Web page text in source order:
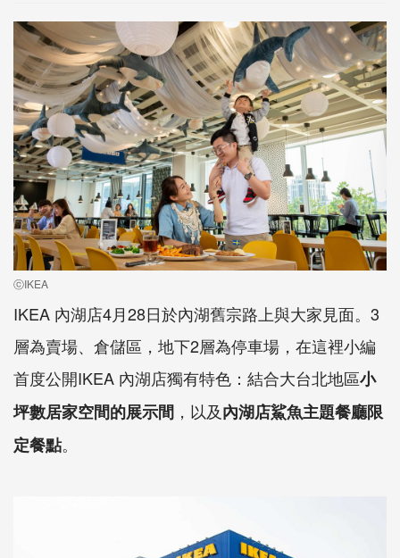
ⓒIKEA
IKEA 內湖店4月28日於內湖舊宗路上與大家見面。3
層為賣場、倉儲區，地下2層為停車場，在這裡小編
首度公開IKEA 內湖店獨有特色：結合大台北地區小
坪數居家空間的展示間 ，以及內湖店鯊魚主題餐廳限
定餐點。